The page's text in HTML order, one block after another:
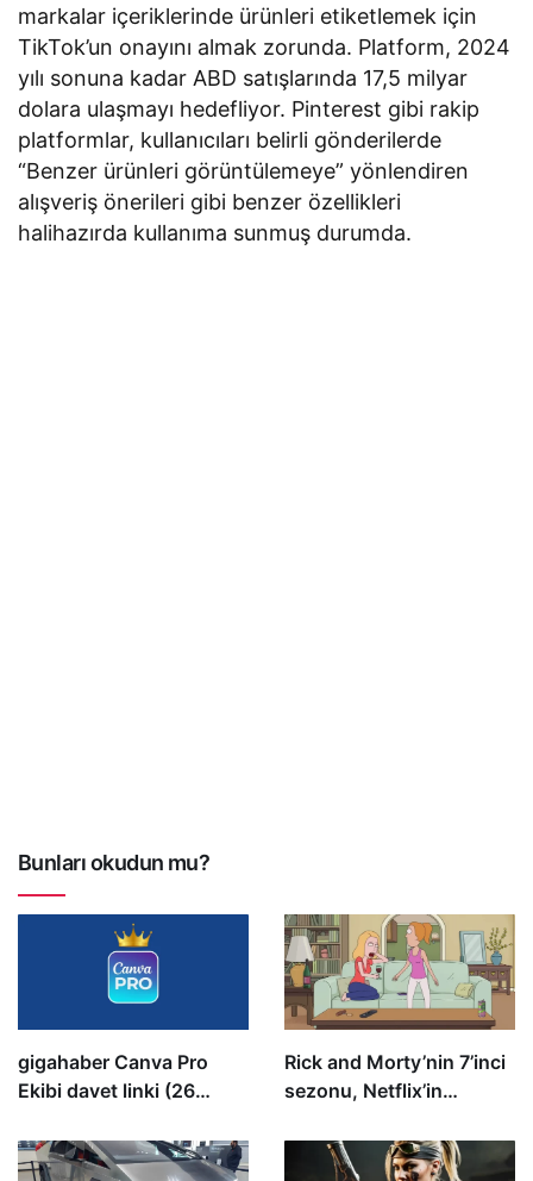
markalar içeriklerinde ürünleri etiketlemek için
TikTok’un onayını almak zorunda. Platform, 2024
yılı sonuna kadar ABD satışlarında 17,5 milyar
dolara ulaşmayı hedefliyor. Pinterest gibi rakip
platformlar, kullanıcıları belirli gönderilerde
“Benzer ürünleri görüntülemeye” yönlendiren
alışveriş önerileri gibi benzer özellikleri
halihazırda kullanıma sunmuş durumda.
Bunları okudun mu?
gigahaber Canva Pro
Ekibi davet linki (26
geçerli)
Rick and Morty’nin 7’inci
sezonu, Netflix’in
İçerikler” listesine girdi